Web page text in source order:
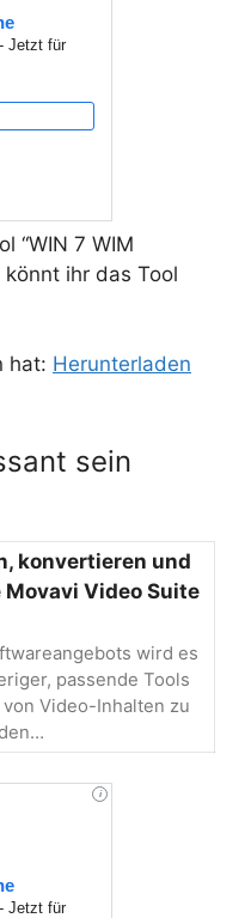
“WIN 7 WIM
könnt ihr das Tool
hat: Herunterladen
sein
konvertieren und
Video Suite
wird es
passende Tools
Video-Inhalten zu